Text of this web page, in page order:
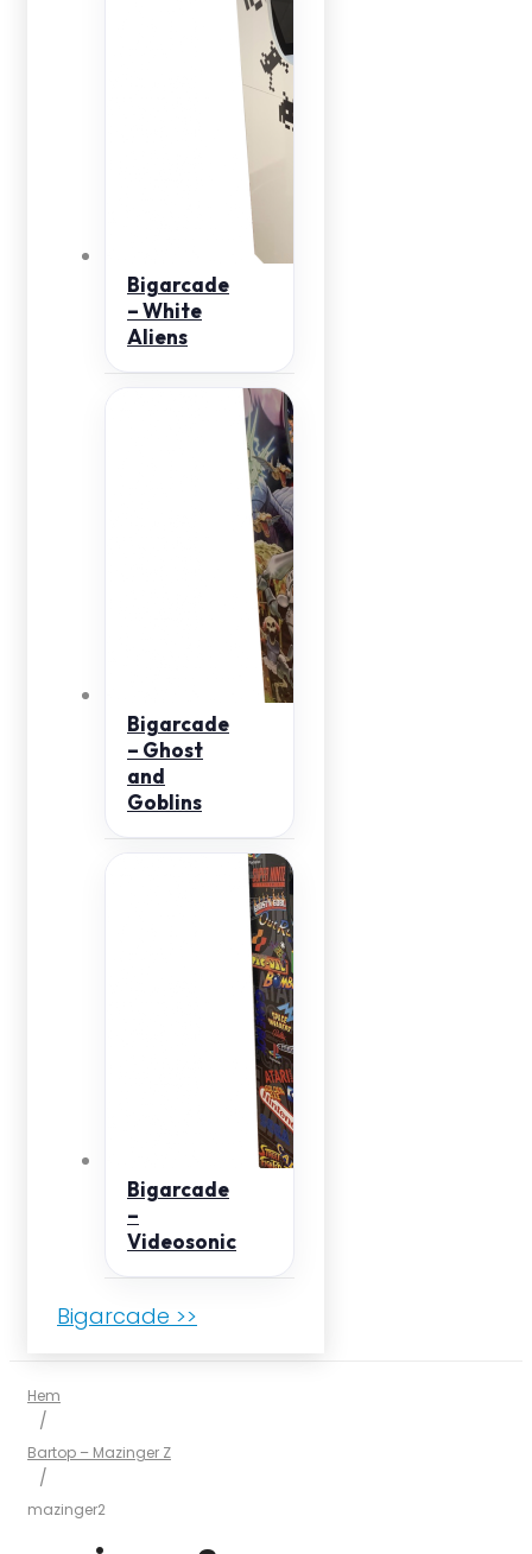
Bigarcade
– White
Aliens
Bigarcade
– Ghost
and
Goblins
Bigarcade
–
Videosonic
Bigarcade >>
Hem
/
Bartop – Mazinger Z
/
mazinger2